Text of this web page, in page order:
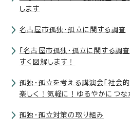
します
名古屋市孤独・孤立に関する調査
「名古屋市孤独・孤立に関する調
すく図解します！
孤独・孤立を考える講演会「社会
楽しく！気軽に！ゆるやかにつな
孤独・孤立対策の取り組み